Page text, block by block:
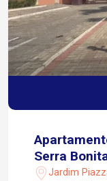
contato e
Serra
Sorocaba/
Jardim